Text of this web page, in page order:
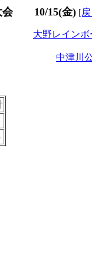
会 10/15(金) [
大野レイン
中津川